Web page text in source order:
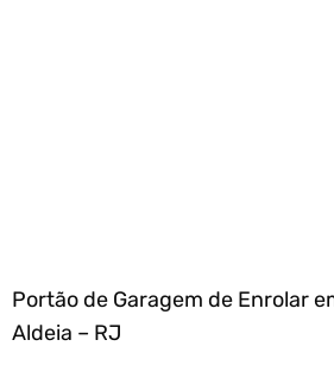
Portão de Garagem de Enrolar
Aldeia – RJ